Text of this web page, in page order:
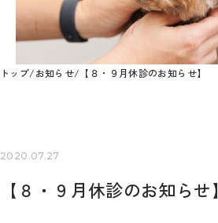
トップ/お知らせ/ 【８・９月休診のお知らせ】
2020.07.27
【８・９月休診のお知らせ】